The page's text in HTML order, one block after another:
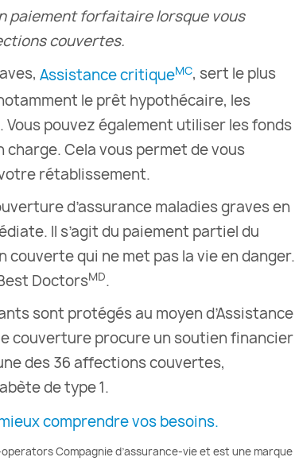
paiement forfaitaire lorsque vous
couvertes.
Assistance critiqueMC, sert le plus
le prêt hypothécaire, les
pouvez également utiliser les fonds
Cela vous permet de vous
rétablissement.
d’assurance maladies graves en
Il s’agit du paiement partiel du
couverte qui ne met pas la vie en danger.
DoctorsMD.
sont protégés au moyen d’Assistance
couverture procure un soutien financier
des 36 affections couvertes,
de type 1.
comprendre vos besoins.
Compagnie d’assurance-vie et est une marque